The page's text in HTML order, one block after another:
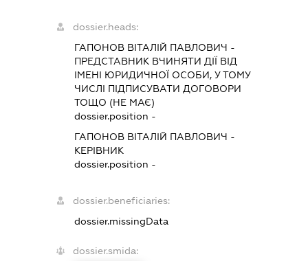
dossier.heads:
ГАПОНОВ ВІТАЛІЙ ПАВЛОВИЧ -
ПРЕДСТАВНИКВЧИНЯТИ ДІЇ ВІД
ІМЕНІ ЮРИДИЧНОЇ ОСОБИ, У ТОМУ
ЧИСЛІ ПІДПИСУВАТИ ДОГОВОРИ
ТОЩО (НЕ МАЄ)
dossier.position -
ГАПОНОВ ВІТАЛІЙ ПАВЛОВИЧ -
КЕРІВНИК
dossier.position -
dossier.beneficiaries:
dossier.missingData
dossier.smida: